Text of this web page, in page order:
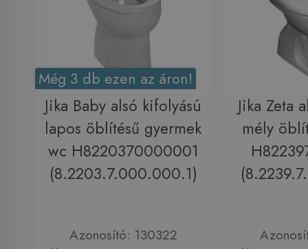
Még 3 db ezen az áron!
Jika Baby alsó kifolyású
lapos öblítésű gyermek
wc H8220370000001
(8.2203.7.000.000.1)
Azonosító: 130322
Jika Zeta
mély